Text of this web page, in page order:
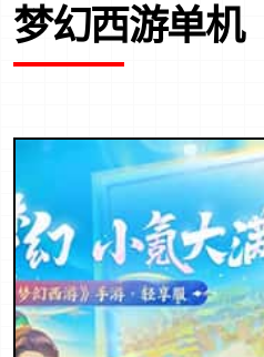
梦幻西游单机